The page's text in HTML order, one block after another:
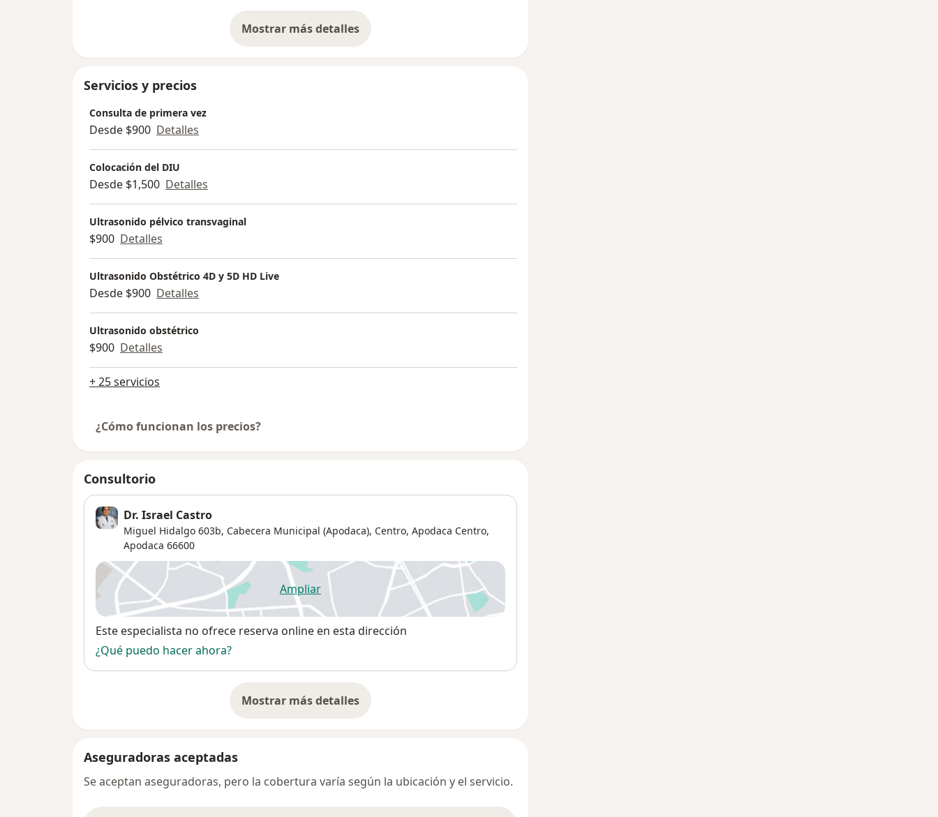
Mostrar más detalles
sobre la experiencia
Servicios y precios
Consulta de primera vez
Desde $900 Detalles
Colocación del DIU
Desde $1,500 Detalles
Ultrasonido pélvico transvaginal
$900 Detalles
Ultrasonido Obstétrico 4D y 5D HD Live
Desde $900 Detalles
Ultrasonido obstétrico
$900 Detalles
+ 25 servicios
¿Cómo funcionan los precios?
Consultorio
Dr. Israel Castro
Miguel Hidalgo 603b, Cabecera Municipal (Apodaca), Centro, Apodaca Centro,
Apodaca 66600
Ampliarse abre en una nueva pestaña
Disponibilidad
Este especialista no ofrece reserva online en esta dirección
¿Qué puedo hacer ahora?
Mostrar más detalles
sobre la dirección
Aseguradoras aceptadas
Se aceptan aseguradoras, pero la cobertura varía según la ubicación y el servicio.